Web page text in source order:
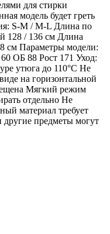
для стирки
модель будет греть
S-M / M-L Длина по
128 / 136 см Длина
см Параметры модели:
ОБ 88 Рост 171 Уход:
утюга до 110°C Не
на горизонтальной
Мягкий режим
отдельно Не
материал требует
предметы могут